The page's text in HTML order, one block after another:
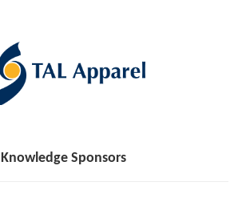
Knowledge Sponsors